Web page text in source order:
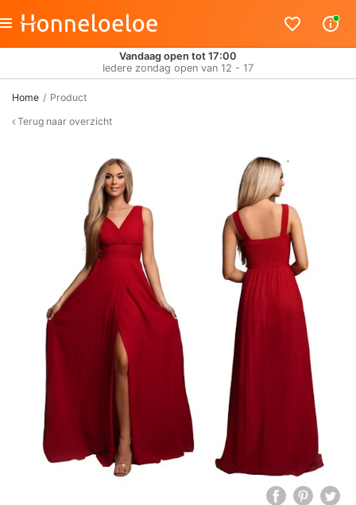
Vandaag open tot 17:00
Iedere zondag open van 12 - 17
Home
Product
Terug naar overzicht